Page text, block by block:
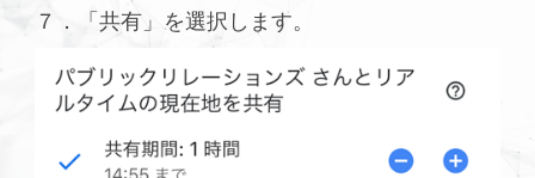
７．「共有」を選択します。